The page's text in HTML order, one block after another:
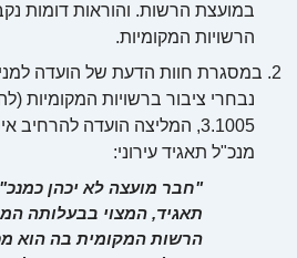
במועצת הרשות. והוראות דומות
הרשויות המקומיות.
2. במסגרת חוות הדעת של הועדה
נבחרי ציבור ברשויות המקומיות
3.1005, המליצה הועדה
מנכ"ל תאגיד עירוני:
"חבר מועצה לא יכהן
תאגיד, המצוי בבעלותה
הרשות המקומית בה הוא